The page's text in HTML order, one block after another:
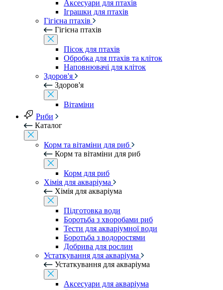
Аксесуари для птахів
Іграшки для птахів
Гігієна птахів
Гігієна птахів
Пісок для птахів
Обробка для птахів та кліток
Наповнювачі для кліток
Здоров'я
Здоров'я
Вітаміни
Риби
Каталог
Корм та вітаміни для риб
Корм та вітаміни для риб
Корм для риб
Хімія для акваріума
Хімія для акваріума
Підготовка води
Боротьба з хворобами риб
Тести для акваріумної води
Боротьба з водоростями
Добрива для рослин
Устаткування для акваріума
Устаткування для акваріума
Аксесуари для акваріума